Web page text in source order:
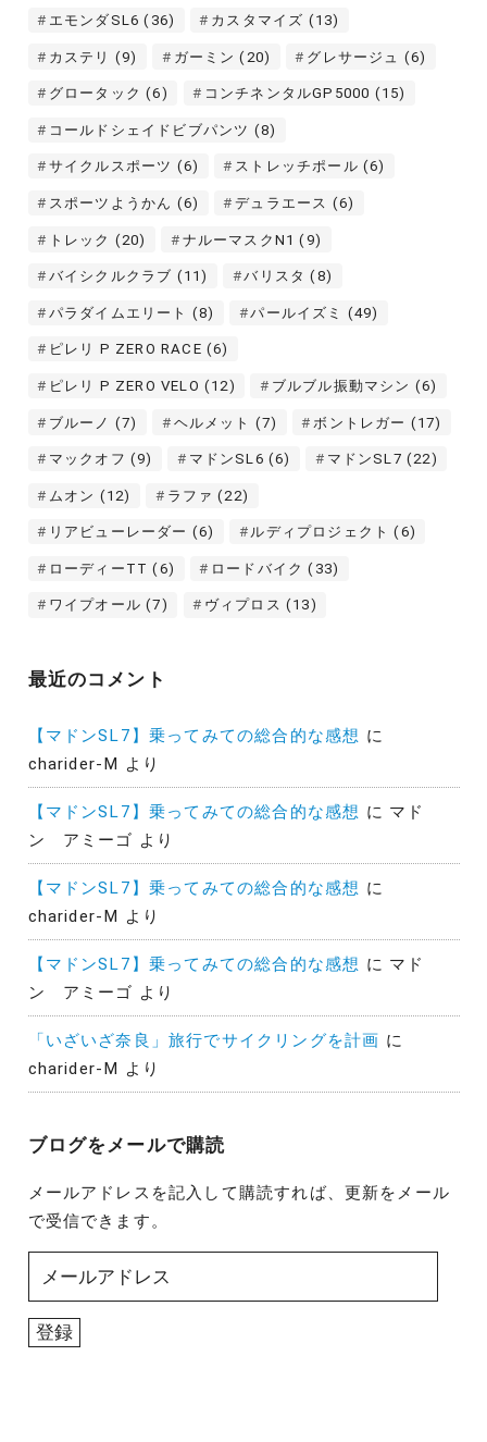
エモンダSL6 (36) カスタマイズ (13)
カステリ (9) ガーミン (20) グレサージュ (6)
グロータック (6) コンチネンタルGP5000 (15)
コールドシェイドビブパンツ (8)
サイクルスポーツ (6) ストレッチポール (6)
スポーツようかん (6) デュラエース (6)
トレック (20) ナルーマスクN1 (9)
バイシクルクラブ (11) バリスタ (8)
パラダイムエリート (8) パールイズミ (49)
ピレリ P ZERO RACE (6)
ピレリ P ZERO VELO (12) ブルブル振動マシン (6)
ブルーノ (7) ヘルメット (7) ボントレガー (17)
マックオフ (9) マドンSL6 (6) マドンSL7 (22)
ムオン (12) ラファ (22)
リアビューレーダー (6) ルディプロジェクト (6)
ローディーTT (6) ロードバイク (33)
ワイプオール (7) ヴィプロス (13)
最近のコメント
【マドンSL7】乗ってみての総合的な感想 に
charider-M より
【マドンSL7】乗ってみての総合的な感想 に マド
ン アミーゴ より
【マドンSL7】乗ってみての総合的な感想 に
charider-M より
【マドンSL7】乗ってみての総合的な感想 に マド
ン アミーゴ より
「いざいざ奈良」旅行でサイクリングを計画 に
charider-M より
ブログをメールで購読
メールアドレスを記入して購読すれば、更新をメール
で受信できます。
ル
ア
登録